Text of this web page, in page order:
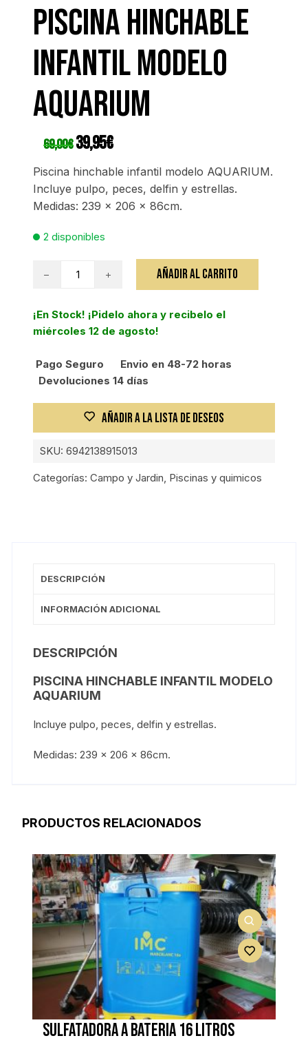
Piscina hinchable
infantil modelo
AQUARIUM
69,00€ El
precio
era:
39,95€El
precio
es:
Piscina hinchable infantil modelo AQUARIUM.
Incluye pulpo, peces, delfin y estrellas.
Medidas: 239 x 206 x 86cm.
2 disponibles
Piscina
modelo
AQUARIUM
AÑADIR AL CARRITO
¡En Stock! ¡Pidelo ahora y recibelo el
miércoles 12 de agosto!
Pago Seguro
Envio en 48-72 horas
Devoluciones 14 días
AÑADIR A LA LISTA DE DESEOS
SKU:6942138915013
Categorías:Campo y Jardin, Piscinas y quimicos
DESCRIPCIÓN
INFORMACIÓN ADICIONAL
DESCRIPCIÓN
PISCINA HINCHABLE INFANTIL MODELO
AQUARIUM
Incluye pulpo, peces, delfin y estrellas.
Medidas: 239 x 206 x 86cm.
PRODUCTOS RELACIONADOS
Sulfatadora a bateria 16 litros